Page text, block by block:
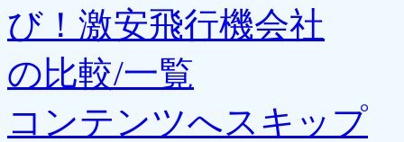
コンテンツへスキップ